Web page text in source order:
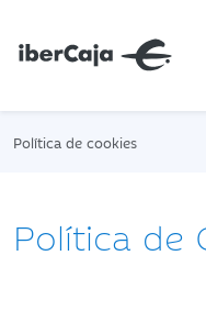
Política de cookies
Política de